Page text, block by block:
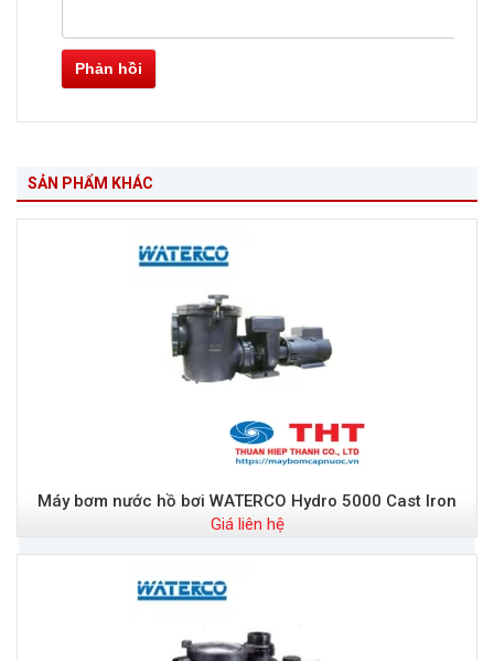
Phản hồi
SẢN PHẨM KHÁC
Máy bơm nước hồ bơi WATERCO Hydro 5000 Cast Iron
Giá liên hệ